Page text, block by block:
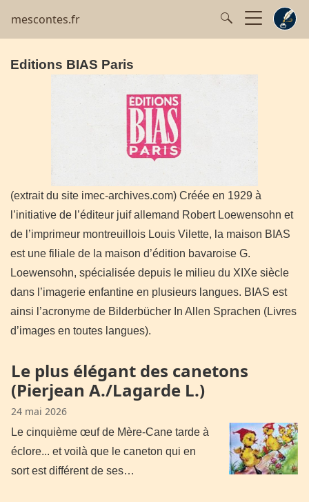
mescontes.fr
Editions BIAS Paris
(extrait du site imec-archives.com) Créée en 1929 à
l’initiative de l’éditeur juif allemand Robert Loewensohn et
de l’imprimeur montreuillois Louis Vilette, la maison BIAS
est une filiale de la maison d’édition bavaroise G.
Loewensohn, spécialisée depuis le milieu du XIXe siècle
dans l’imagerie enfantine en plusieurs langues. BIAS est
ainsi l’acronyme de Bilderbücher In Allen Sprachen (Livres
d’images en toutes langues).
Le plus élégant des canetons
(Pierjean A./Lagarde L.)
24 mai 2026
Le cinquième œuf de Mère-Cane tarde à
éclore... et voilà que le caneton qui en
sort est différent de ses…